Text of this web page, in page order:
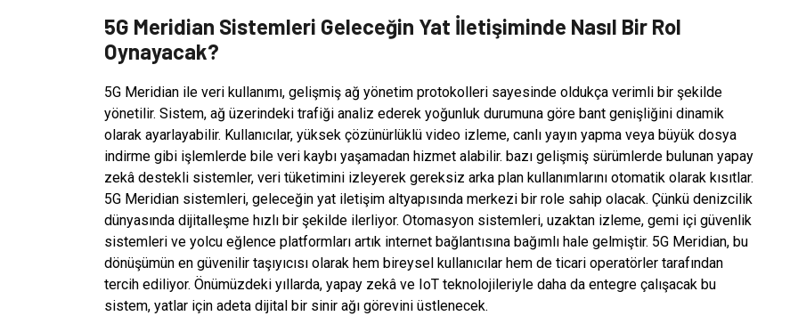
5G Meridian Sistemleri Geleceğin Yat İletişiminde Nasıl Bir Rol
Oynayacak?
5G Meridian ile veri kullanımı, gelişmiş ağ yönetim protokolleri sayesinde oldukça verimli bir şekilde
yönetilir. Sistem, ağ üzerindeki trafiği analiz ederek yoğunluk durumuna göre bant genişliğini dinamik
olarak ayarlayabilir. Kullanıcılar, yüksek çözünürlüklü video izleme, canlı yayın yapma veya büyük dosya
indirme gibi işlemlerde bile veri kaybı yaşamadan hizmet alabilir. bazı gelişmiş sürümlerde bulunan yapay
zekâ destekli sistemler, veri tüketimini izleyerek gereksiz arka plan kullanımlarını otomatik olarak kısıtlar.
5G Meridian sistemleri, geleceğin yat iletişim altyapısında merkezi bir role sahip olacak. Çünkü denizcilik
dünyasında dijitalleşme hızlı bir şekilde ilerliyor. Otomasyon sistemleri, uzaktan izleme, gemi içi güvenlik
sistemleri ve yolcu eğlence platformları artık internet bağlantısına bağımlı hale gelmiştir. 5G Meridian, bu
dönüşümün en güvenilir taşıyıcısı olarak hem bireysel kullanıcılar hem de ticari operatörler tarafından
tercih ediliyor. Önümüzdeki yıllarda, yapay zekâ ve IoT teknolojileriyle daha da entegre çalışacak bu
sistem, yatlar için adeta dijital bir sinir ağı görevini üstlenecek.